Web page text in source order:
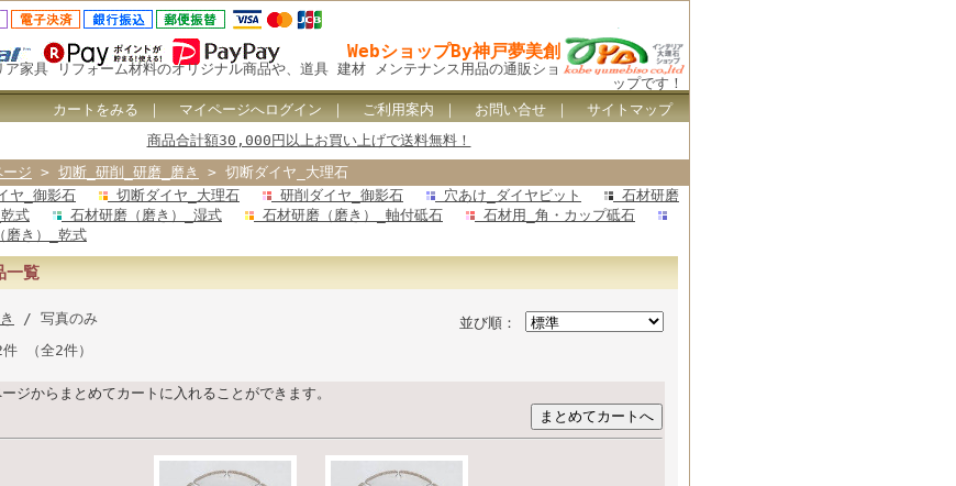
WebショップBy神戸夢美創
家具 リフォーム材料のオリジナル商品や、道具 建材 メンテナンス用品の通販ショ
ップです！
カートをみる｜ マイページへログイン｜ ご利用案内｜ お問い合せ｜ サイトマップ
商品合計額30,000円以上お買い上げで送料無料！
ージ > 切断_研削_研磨_磨き
> 切断ダイヤ_大理石
ヤ_御影石
切断ダイヤ_大理石 研削ダイヤ_御影石 穴あけ_ダイヤビット
石材研磨
乾式
石材研磨（磨き）_湿式 石材研磨（磨き）_軸付砥石
石材用_角・カップ砥石
磨き）_乾式
一覧
並び順：
/ 写真のみ
（全2件）
ジからまとめてカートに入れることができます。